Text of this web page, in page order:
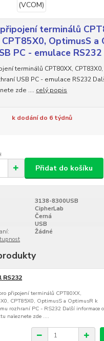
terminálů
OptimusS a
PC - emulace RS232
terminálů CPT80XX,
USB PC - emulace RS232
zde .... celý popis
k dodání do 6 týdnů
Přidat do košíku
3138-8300USB
CipherLab
Černá
USB
Žádné
RS232
připojení terminálů CPT80XX,
CPT85X0, OptimusS a OptimusR k
rozhraní PC - RS232 Další informace o
naleznete zde ....